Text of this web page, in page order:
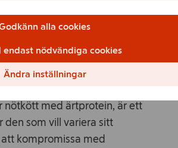
och kyckling, har varierat
vill därför inspirera till nya
– där vår hushållsfärs,
nötkött med ärtprotein, är ett
den som vill variera sitt
kompromissa med
alla cookies
endast nödvändiga cookies
Ändra inställningar